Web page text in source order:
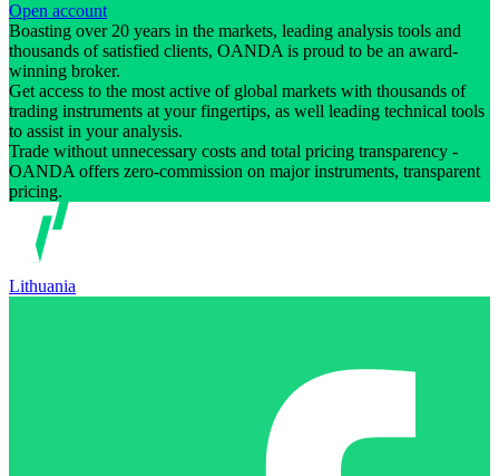
Open account
Boasting over 20 years in the markets, leading analysis tools and
thousands of satisfied clients, OANDA is proud to be an award-
winning broker.
Get access to the most active of global markets with thousands of
trading instruments at your fingertips, as well leading technical tools
to assist in your analysis.
Trade without unnecessary costs and total pricing transparency -
OANDA offers zero-commission on major instruments, transparent
pricing.
Lithuania